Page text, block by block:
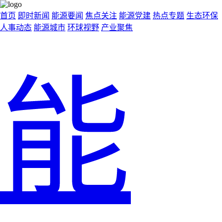
首页 即时新闻 能源要闻 焦点关注 能源党建 热点专题 生态环保
人事动态 能源城市 环球视野 产业聚焦
能